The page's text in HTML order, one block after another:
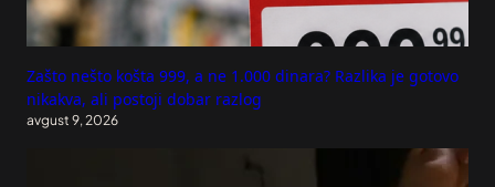
Zašto nešto košta 999, a ne 1.000 dinara? Razlika je gotovo
nikakva, ali postoji dobar razlog
avgust 9, 2026